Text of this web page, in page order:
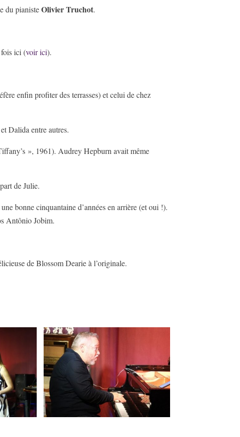
du pianisteOlivier Truchot.
fois ici (voir ici).
enfin profiter des terrasses) et celui de chez
Dalida entre autres.
», 1961). Audrey Hepburn avait même
de Julie.
bonne cinquantaine d’années en arrière (et oui !).
Antônio Jobim.
de Blossom Dearie à l’originale.